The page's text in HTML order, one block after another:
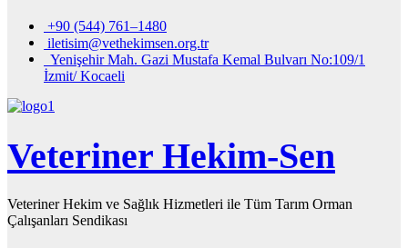
+90 (544) 761–1480
iletisim@vethekimsen.org.tr
Yenişehir Mah. Gazi Mustafa Kemal Bulvarı No:109/1
İzmit/ Kocaeli
Veteriner Hekim-Sen
Veteriner Hekim ve Sağlık Hizmetleri ile Tüm Tarım Orman
Çalışanları Sendikası